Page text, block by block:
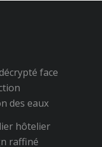
face
des eaux
hôtelier
raffiné